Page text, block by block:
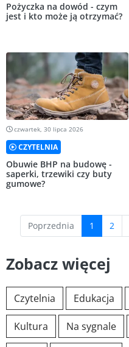
Pożyczka na dowód - czym
jest i kto może ją otrzymać?
czwartek, 30 lipca 2026
CZYTELNIA
Obuwie BHP na budowę -
saperki, trzewiki czy buty
gumowe?
Poprzednia 1 (current)
2
Zobacz więcej
Czytelnia Edukacja
Kultura Na sygnale